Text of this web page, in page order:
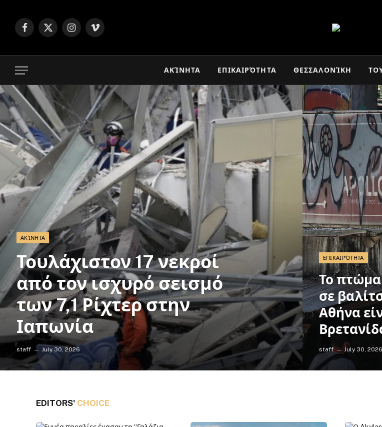
Facebook
X
Instagram
Vimeo
ΑΚΊΝΗΤΑ ΕΠΙΚΑΙΡΌΤΗΤΑ ΘΕΣΣΑΛΟΝΊΚΗ
ΑΚΊΝΗΤΑ
Τουλάχιστον 17 νεκροί
από τον ισχυρό σεισμό
των 7,1 Ρίχτερ στην
Ιαπωνία
staff July 30, 2026
ΕΠΙΚΑΙΡΌΤΗΤΑ
Το
σε
Αθήνα
staff July 30, 2026
EDITORS' CHOICE